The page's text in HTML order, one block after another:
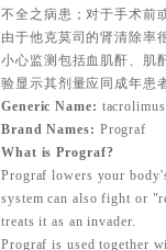
不全之病患；对于手术前
由于他克莫司的肾清除率
小心监测包括血肌酐、肌
验显示其剂量应同成年患
Generic Name: tacrolimus
Brand Names: Prograf
What is Prograf?
Prograf lowers your
system can also fight or
treats it as an invader.
Prograf is used together